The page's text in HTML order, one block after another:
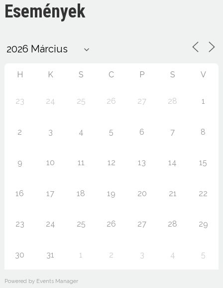
Események
H K S C P S V
23 24 25 26 27 28 1
2 3 4 5 6 7 8
9 10 11 12 13 14 15
16 17 18 19 20 21 22
23 24 25 26 27 28 29
30 31 1 2 3 4 5
Powered by Events Manager